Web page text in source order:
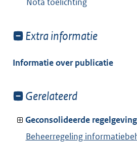
Toon
van:
Extra informatie
Informatie over publicatie
Toon
van:
Gerelateerd
Geconsolideerde regelgeving
Beheerregeling